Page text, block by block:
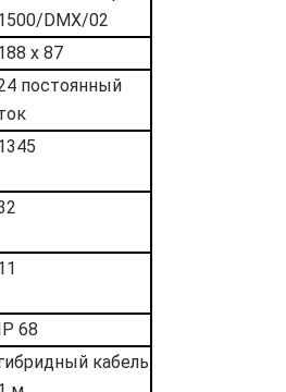
DMX/02
x 87
постоянный
68
кабель